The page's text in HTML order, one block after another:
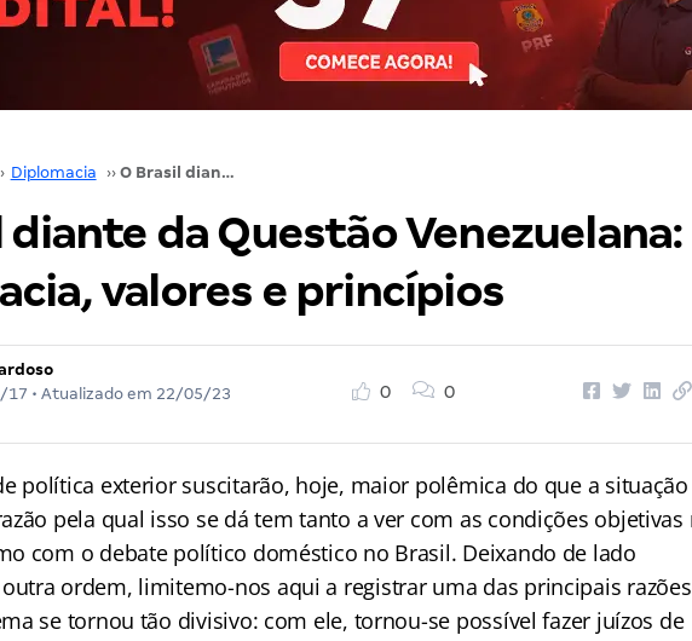
Diplomacia ›› O Brasil diante da Questão Venezuelana: Diplomacia, valores e princípios
diante da Questão Venezuelana:
valores e princípios
17 • Atualizado em 22/05/23
0 0
política exterior suscitarão, hoje, maior polêmica do que a situação
pela qual isso se dá tem tanto a ver com as condições objetivas
com o debate político doméstico no Brasil. Deixando de lado
ordem, limitemo-nos aqui a registrar uma das principais razões
se tornou tão divisivo: com ele, tornou-se possível fazer juízos de